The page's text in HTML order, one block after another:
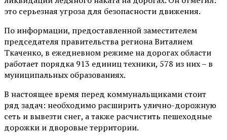
это серьезная угроза для безопасности движения.
По информации, предоставленной заместителем
председателя правительства региона Виталием
Ткаченко, в ежедневном режиме на дорогах области
работает порядка 913 единиц техники, 578 из них – в
муниципальных образованиях.
В настоящее время перед коммунальщиками стоит
ряд задач: необходимо расширить улично-дорожную
сеть и вывезти снег, а также расчистить пешеходные
дорожки и дворовые территории.